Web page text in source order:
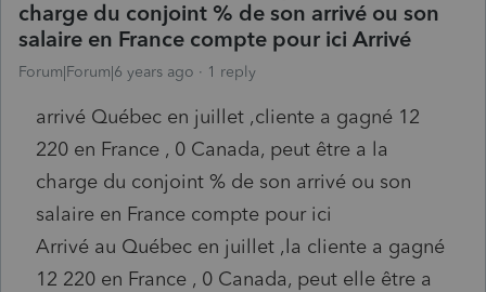
charge du conjoint % de son arrivé ou son
salaire en France compte pour ici Arrivé
Forum|Forum|6 years ago 1 reply
arrivé Québec en juillet ,cliente a gagné 12
220 en France , 0 Canada, peut être a la
charge du conjoint % de son arrivé ou son
salaire en France compte pour ici
Arrivé au Québec en juillet ,la cliente a gagné
12 220 en France , 0 Canada, peut elle être a